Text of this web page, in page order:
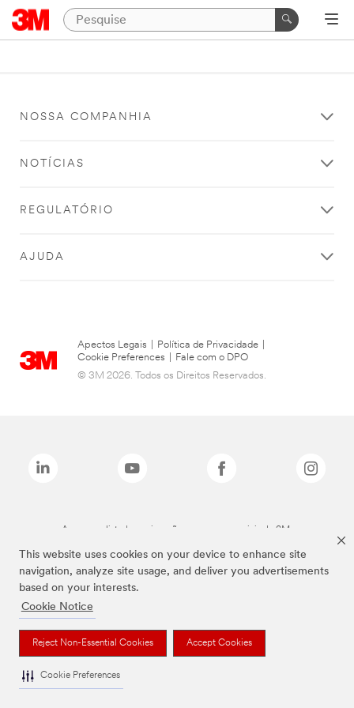
This website uses cookies on your device to enhance site
navigation, analyze site usage, and deliver you advertisements
based on your interests.
Cookie Notice
Reject Non-Essential Cookies Accept Cookies
Cookie Preferences
NOSSA COMPANHIA
NOTÍCIAS
REGULATÓRIO
AJUDA
Apectos Legais Política de Privacidade
Cookie Preferences
Fale com o DPO
© 3M 2026. Todos os Direitos Reservados.
As marcas listadas a cima são marcas comerciais da 3M.